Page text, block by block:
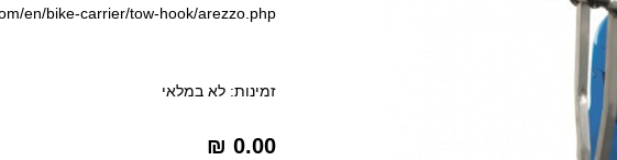
en/bike-carrier/tow-hook/arezzo.php
זמינות: לא במלאי
₪ 0.00